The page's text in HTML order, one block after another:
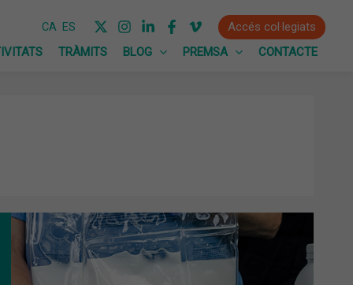
CA ES
Accés col·legiats
TRÀMITS BLOG PREMSA CONTACTE